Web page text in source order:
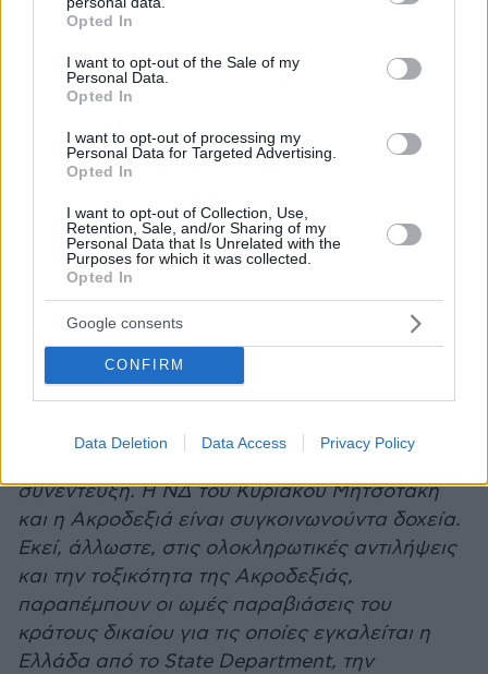
grant or deny consent to Google and its third-party tags to
use your data for below specified purposes in below Google
consent section.
Opted In
I want to opt-out of the Sale of my
Personal Data.
Opted In
I want to opt-out of processing my
Personal Data for Targeted Advertising.
Opted In
I want to opt-out of Collection, Use,
Retention, Sale, and/or Sharing of my
Personal Data that Is Unrelated with the
Purposes for which it was collected.
Opted In
Google consents
CONFIRM
Data Deletion Data Access Privacy Policy
«είναι προκλητικό να κουνάει το δάκτυλο η ΝΔ
στον ΣΥΡΙΖΑ για σχέσεις με την Ακροδεξιά»
χωρίς να τοποθετηθεί ευθέως για τη δήλωση
του Βασίλη Κασσελάκη
Η ανακοίνωση του ΣΥΡΙΖΑ
Είναι προκλητικό να κουνάει το δάκτυλο η ΝΔ
στον ΣΥΡΙΖΑ για σχέσεις με την Ακροδεξιά. Το
κόμμα που έχει αντιπρόεδρο προερχόμενο από
το ΛΑΟΣ. Το κόμμα που έχει ως νούμερο 2 στο
Μέγαρο Μαξίμου τον «τσεκουράτο» Μάκη
Βορίδη. Το κόμμα που παρουσίασε με δόξες και
τιμές ως υποψήφια ευρωβουλευτή την
Ελεονώρα Μελέτη που ξέπλενε τον φασίστα
Χρυσαυγίτη, καταδικασμένο ως αρχηγό
συνέντευξη. Η ΝΔ του Κυριάκου Μητσοτάκη
και η Ακροδεξιά είναι συγκοινωνούντα δοχεία.
Εκεί, άλλωστε, στις ολοκληρωτικές αντιλήψεις
και την τοξικότητα της Ακροδεξιάς,
παραπέμπουν οι ωμές παραβιάσεις του
κράτους δικαίου για τις οποίες εγκαλείται η
Ελλάδα από το State Department, την